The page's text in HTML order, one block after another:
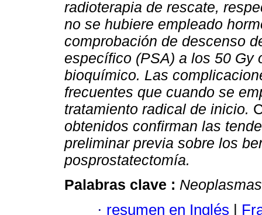
radioterapia de rescate,
no se hubiere empleado
comprobación de descenso
específico (PSA) a los 50 Gy
bioquímico. Las
frecuentes que cuando se
tratamiento radical de inicio.
obtenidos confirman las
preliminar previa sobre los
posprostatectomía.
Palabras clave :
· resumen en Inglés |